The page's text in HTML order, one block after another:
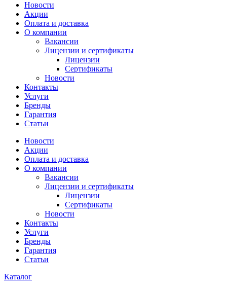
Новости
Акции
Оплата и доставка
О компании
Вакансии
Лицензии и сертификаты
Лицензии
Сертификаты
Новости
Контакты
Услуги
Бренды
Гарантия
Статьи
Новости
Акции
Оплата и доставка
О компании
Вакансии
Лицензии и сертификаты
Лицензии
Сертификаты
Новости
Контакты
Услуги
Бренды
Гарантия
Статьи
Каталог